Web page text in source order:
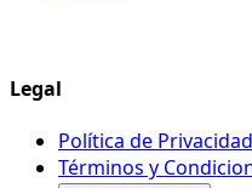
Legal
Política de Privacidad
Términos y